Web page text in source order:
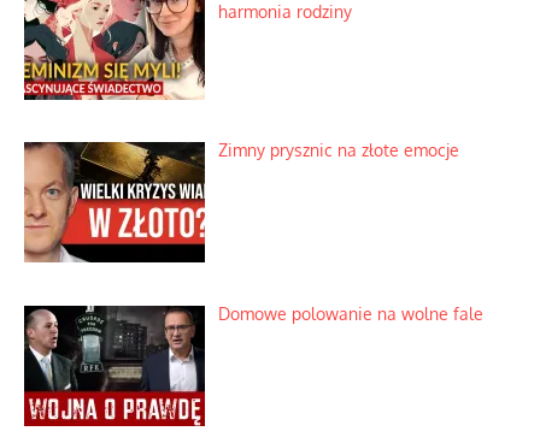
harmonia rodziny
Zimny prysznic na złote emocje
Domowe polowanie na wolne fale